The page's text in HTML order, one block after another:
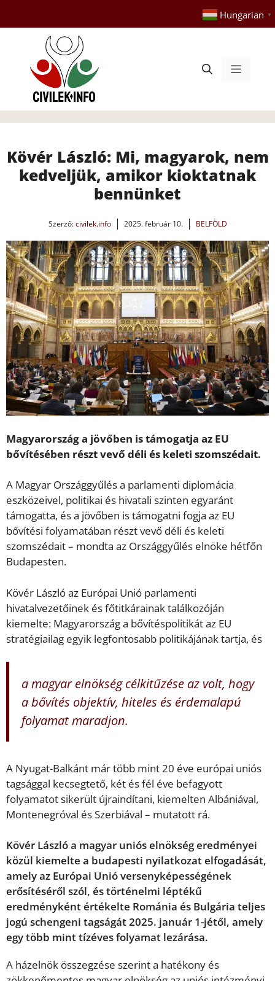
tartalomba
Hungarian ▼
Menü
Kövér László: Mi, magyarok, nem
kedveljük, amikor kioktatnak
bennünket
Szerző:civilek.info 2025. február 10. BELFÖLD
Magyarország a jövőben is támogatja az EU
bővítésében részt vevő déli és keleti szomszédait.
A Magyar Országgyűlés a parlamenti diplomácia
eszközeivel, politikai és hivatali szinten egyaránt
támogatta, és a jövőben is támogatni fogja az EU
bővítési folyamatában részt vevő déli és keleti
szomszédait – mondta az Országgyűlés elnöke hétfőn
Budapesten.
Kövér László az Európai Unió parlamenti
hivatalvezetőinek és főtitkárainak találkozóján
kiemelte: Magyarország a bővítéspolitikát az EU
stratégiailag egyik legfontosabb politikájának tartja, és
a magyar elnökség célkitűzése az volt, hogy
a bővítés objektív, hiteles és érdemalapú
folyamat maradjon.
A Nyugat-Balkánt már több mint 20 éve európai uniós
tagsággal kecsegtető, két és fél éve befagyott
folyamatot sikerült újraindítani, kiemelten Albániával,
Montenegróval és Szerbiával – mutatott rá.
Kövér László a magyar uniós elnökség eredményei
közül kiemelte a budapesti nyilatkozat elfogadását,
amely az Európai Unió versenyképességének
erősítéséről szól, és történelmi léptékű
eredményként értékelte Románia és Bulgária teljes
jogú schengeni tagságát 2025. január 1-jétől, amely
egy több mint tízéves folyamat lezárása.
A házelnök összegzése szerint a hatékony és